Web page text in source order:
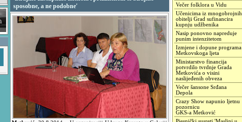
sposobne, a ne podobne'
Večer folklora u Vidu
Učenicima iz mnogobrojnih
obitelji Grad sufinancira
kupnju udžbenika
Nasip ponovno napreduje
punim intenzitetom
Izmjene i dopune programa
Metkovskoga ljeta
Ministarstvo financija
potvrdilo tvrdnje Grada
Metkovića o visini
naslijeđenih obveza
Večer šansone Srđana
Depola
Crazy Show napunio ljetnu
pozornicu
GKS-a Metković